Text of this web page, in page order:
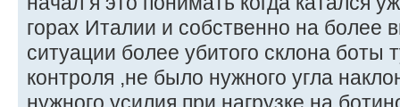
горах Италии и собственно на более
ситуации более убитого склона
контроля ,не было нужного угла